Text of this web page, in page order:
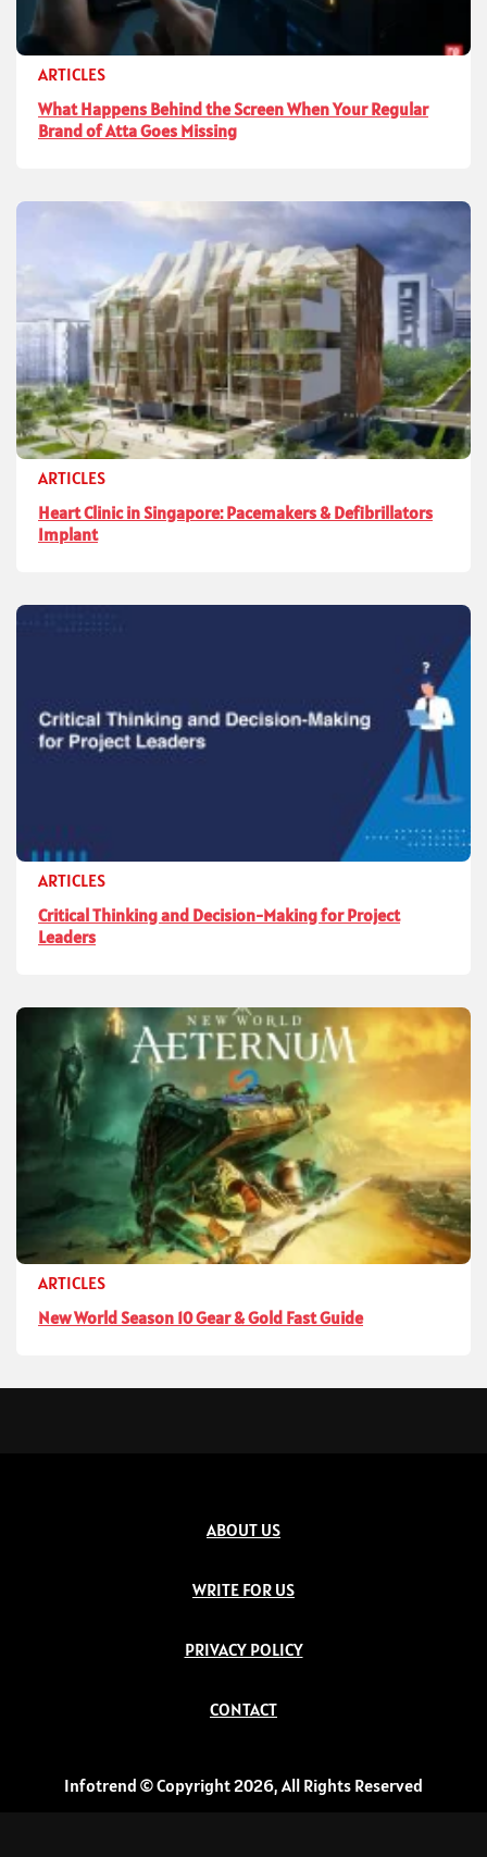
ARTICLES
What Happens Behind the Screen When Your Regular
Brand of Atta Goes Missing
ARTICLES
Heart Clinic in Singapore: Pacemakers & Defibrillators
Implant
ARTICLES
Critical Thinking and Decision-Making for Project
Leaders
ARTICLES
New World Season 10 Gear & Gold Fast Guide
ABOUT US
WRITE FOR US
PRIVACY POLICY
CONTACT
Infotrend © Copyright 2026, All Rights Reserved